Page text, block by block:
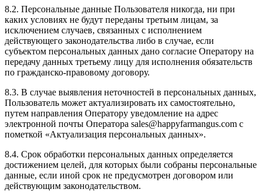
8.2. Персональные данные Пользователя никогда, ни при
каких условиях не будут переданы третьим лицам, за
исключением случаев, связанных с исполнением
действующего законодательства либо в случае, если
субъектом персональных данных дано согласие Оператору на
передачу данных третьему лицу для исполнения обязательств
по гражданско-правовому договору.
8.3. В случае выявления неточностей в персональных данных,
Пользователь может актуализировать их самостоятельно,
путем направления Оператору уведомление на адрес
электронной почты Оператора sales@happyfarmangus.com с
пометкой «Актуализация персональных данных».
8.4. Срок обработки персональных данных определяется
достижением целей, для которых были собраны персональные
данные, если иной срок не предусмотрен договором или
действующим законодательством.